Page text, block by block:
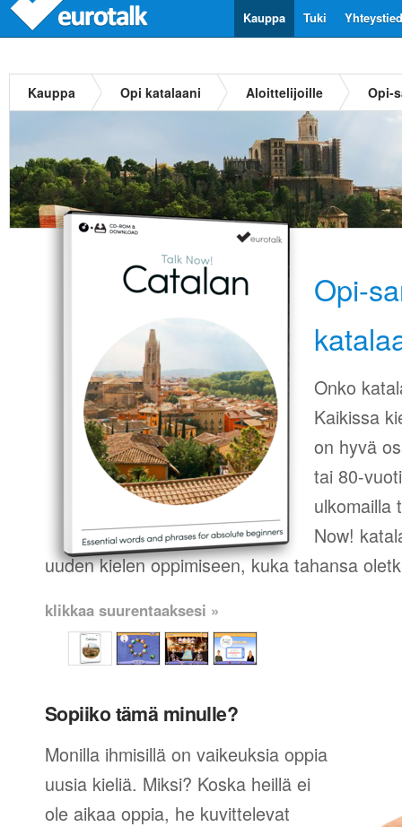
Tuki
Kauppa
Kauppa Opi katalaani Aloittelijoille Opi-
Opi-
Onko
Kaikissa
on hyvä
tai 80-
ulkomailla
Now!
uuden kielen oppimiseen, kuka tahansa
klikkaa suurentaaksesi »
Sopiiko tämä minulle?
Monilla ihmisillä on vaikeuksia oppia
uusia kieliä. Miksi? Koska heillä ei
ole aikaa oppia, he kuvittelevat